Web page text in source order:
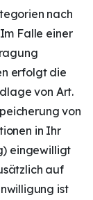
nach
Falle einer
erfolgt die
von Art.
von
in Ihr
eingewilligt
auf
ist